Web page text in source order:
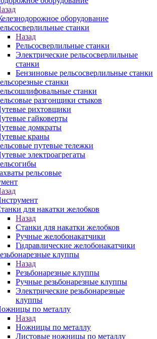
оборудование
станки
Назад
Рельсосверлильные станки
Электрические рельсосверлильные
станки
Бензиновые рельсосверлильные станки
станки
станки
разгонщики стыков
рихтовщики
гайковерты
домкраты
краны
путевые тележки
электроагрегаты
рельсовые
для накатки желобков
Назад
Станки для накатки желобков
Ручные желобонакатчики
Гидравлические желобонакатчики
клуппы
Назад
Резьбонарезные клуппы
Ручные резьбонарезные клуппы
Электрические резьбонарезные
клуппы
по металлу
Назад
Ножницы по металлу
Листовые ножницы по металлу